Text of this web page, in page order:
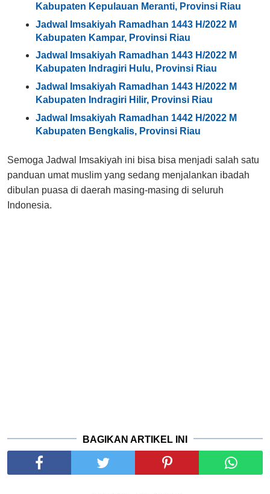
Kabupaten Kepulauan Meranti, Provinsi Riau
Jadwal Imsakiyah Ramadhan 1443 H/2022 M
Kabupaten Kampar, Provinsi Riau
Jadwal Imsakiyah Ramadhan 1443 H/2022 M
Kabupaten Indragiri Hulu, Provinsi Riau
Jadwal Imsakiyah Ramadhan 1443 H/2022 M
Kabupaten Indragiri Hilir, Provinsi Riau
Jadwal Imsakiyah Ramadhan 1442 H/2022 M
Kabupaten Bengkalis, Provinsi Riau
Semoga Jadwal Imsakiyah ini bisa bisa menjadi salah satu
panduan umat muslim yang sedang menjalankan ibadah
dibulan puasa di daerah masing-masing di seluruh
Indonesia.
BAGIKAN ARTIKEL INI